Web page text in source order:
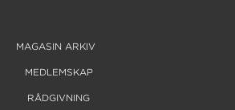
MAGASIN ARKIV
MEDLEMSKAP
RÅDGIVNING